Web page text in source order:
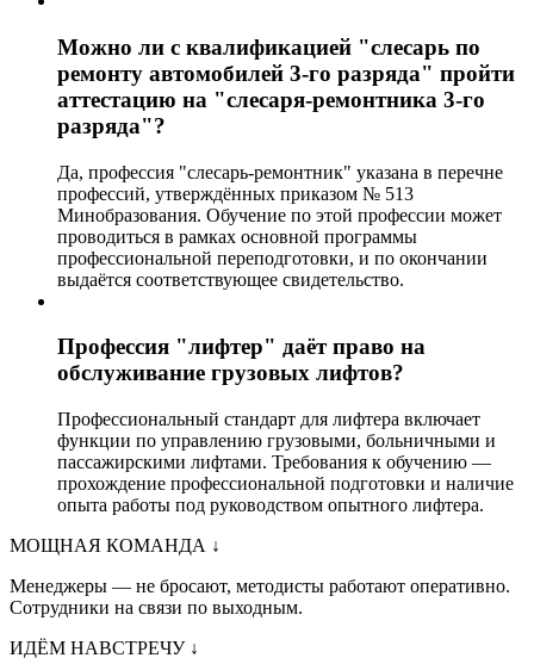
Можно ли с квалификацией "слесарь по
ремонту автомобилей 3-го разряда" пройти
аттестацию на "слесаря-ремонтника 3-го
разряда"?
Да, профессия "слесарь-ремонтник" указана в перечне
профессий, утверждённых приказом № 513
Минобразования. Обучение по этой профессии может
проводиться в рамках основной программы
профессиональной переподготовки, и по окончании
выдаётся соответствующее свидетельство.
Профессия "лифтер" даёт право на
обслуживание грузовых лифтов?
Профессиональный стандарт для лифтера включает
функции по управлению грузовыми, больничными и
пассажирскими лифтами. Требования к обучению —
прохождение профессиональной подготовки и наличие
опыта работы под руководством опытного лифтера.
МОЩНАЯ КОМАНДА ↓
Менеджеры — не бросают, методисты работают оперативно.
Сотрудники на связи по выходным.
ИДЁМ НАВСТРЕЧУ ↓